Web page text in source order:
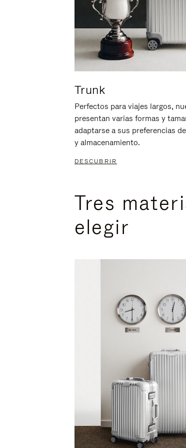
Trunk
Perfectos para viajes largos,
presentan varias formas y
adaptarse a sus preferencias
y almacenamiento.
DESCUBRIR
Tres
elegir